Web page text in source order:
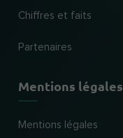
Chiffres et faits
Partenaires
Mentions légales
Mentions légales